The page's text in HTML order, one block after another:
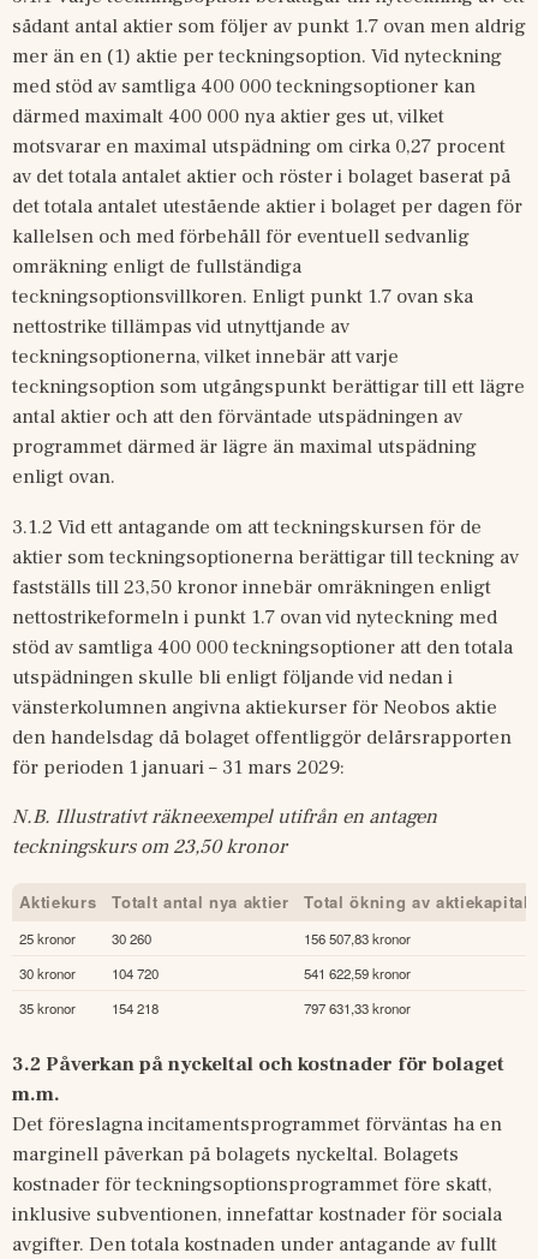
sådant antal aktier som följer av punkt 1.7 ovan men aldrig
mer än en (1) aktie per teckningsoption. Vid nyteckning
med stöd av samtliga 400 000 teckningsoptioner kan
därmed maximalt 400 000 nya aktier ges ut, vilket
motsvarar en maximal utspädning om cirka 0,27 procent
av det totala antalet aktier och röster i bolaget baserat på
det totala antalet utestående aktier i bolaget per dagen för
kallelsen och med förbehåll för eventuell sedvanlig
omräkning enligt de fullständiga
teckningsoptionsvillkoren. Enligt punkt 1.7 ovan ska
nettostrike tillämpas vid utnyttjande av
teckningsoptionerna, vilket innebär att varje
teckningsoption som utgångspunkt berättigar till ett lägre
antal aktier och att den förväntade utspädningen av
programmet därmed är lägre än maximal utspädning
enligt ovan.
3.1.2 Vid ett antagande om att teckningskursen för de
aktier som teckningsoptionerna berättigar till teckning av
fastställs till 23,50 kronor innebär omräkningen enligt
nettostrikeformeln i punkt 1.7 ovan vid nyteckning med
stöd av samtliga 400 000 teckningsoptioner att den totala
utspädningen skulle bli enligt följande vid nedan i
vänsterkolumnen angivna aktiekurser för Neobos aktie
den handelsdag då bolaget offentliggör delårsrapporten
för perioden 1 januari – 31 mars 2029:
N.B. Illustrativt räkneexempel utifrån en antagen
teckningskurs om 23,50 kronor
Aktiekurs Totalt antal nya aktier Total ökning av
25 kronor 30 260
156 507,83 kronor
30 kronor
104 720
541 622,59 kronor
35 kronor
154 218 797 631,33 kronor
3.2 Påverkan på nyckeltal och kostnader för bolaget
m.m.
Det föreslagna incitamentsprogrammet förväntas ha en
marginell påverkan på bolagets nyckeltal. Bolagets
kostnader för teckningsoptionsprogrammet före skatt,
inklusive subventionen, innefattar kostnader för sociala
avgifter. Den totala kostnaden under antagande av fullt